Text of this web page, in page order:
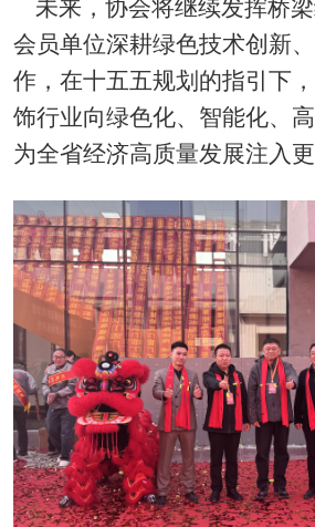
未来，协会将继续发挥桥
会员单位深耕绿色技术创新
作，在十五五规划的指引下
饰行业向绿色化、智能化、
为全省经济高质量发展注入更